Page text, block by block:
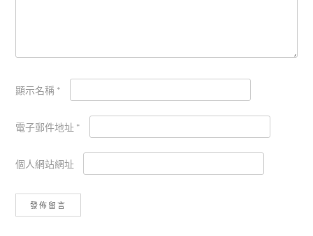
顯示名稱 *
電子郵件地址 *
個人網站網址